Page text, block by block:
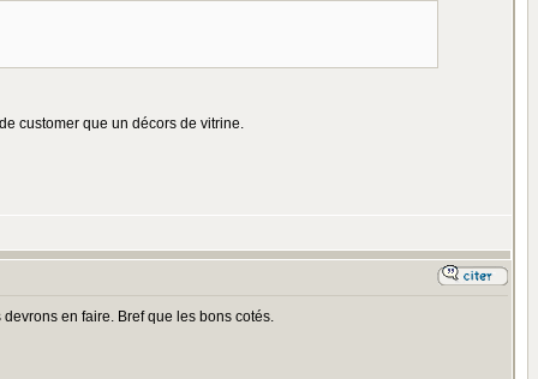
customer que un décors de vitrine.
en faire. Bref que les bons cotés.